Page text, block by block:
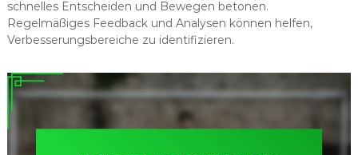
schnelles Entscheiden und Bewegen betonen.
Regelmäßiges Feedback und Analysen können helfen,
Verbesserungsbereiche zu identifizieren.